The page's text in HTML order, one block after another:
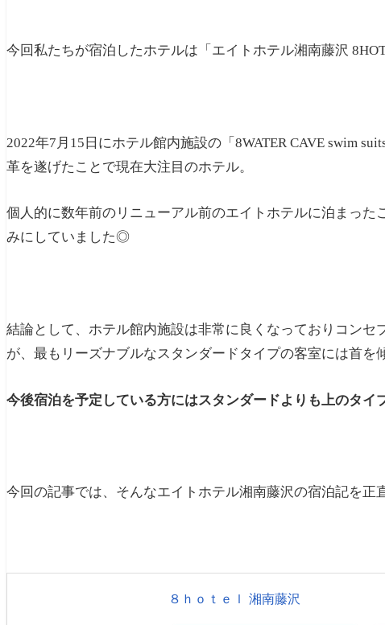
今回私たちが宿泊したホテルは「エイトホテル湘南藤沢
2022年7月15日にホテル館内施設の「8WATER CAVE swim
革を遂げたことで現在大注目のホテル。
個人的に数年前のリニューアル前のエイトホテルに泊まっ
みにしていました◎
結論として、ホテル館内施設は非常に良くなっておりコン
が、最もリーズナブルなスタンダードタイプの客室には首
今後宿泊を予定している方にはスタンダードよりも上のタイ
今回の記事では、そんなエイトホテル湘南藤沢の宿泊記を正
８ｈｏｔｅｌ 湘南藤沢